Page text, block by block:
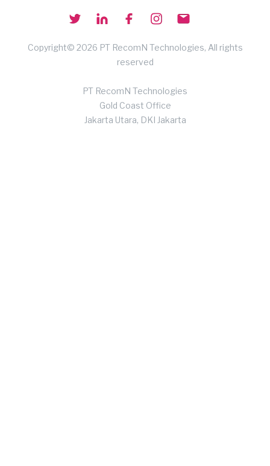
Copyright© 2026 PT RecomN Technologies, All rights
reserved
PT RecomN Technologies
Gold Coast Office
Jakarta Utara, DKI Jakarta